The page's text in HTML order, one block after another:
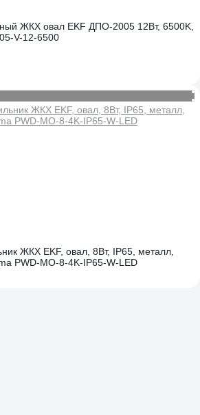
ЖКХ овал EKF ДПО-2005 12Вт, 6500K,
V-12-6500
ЖКХ EKF, овал, 8Вт, IP65, металл,
PWD-MO-8-4K-IP65-W-LED